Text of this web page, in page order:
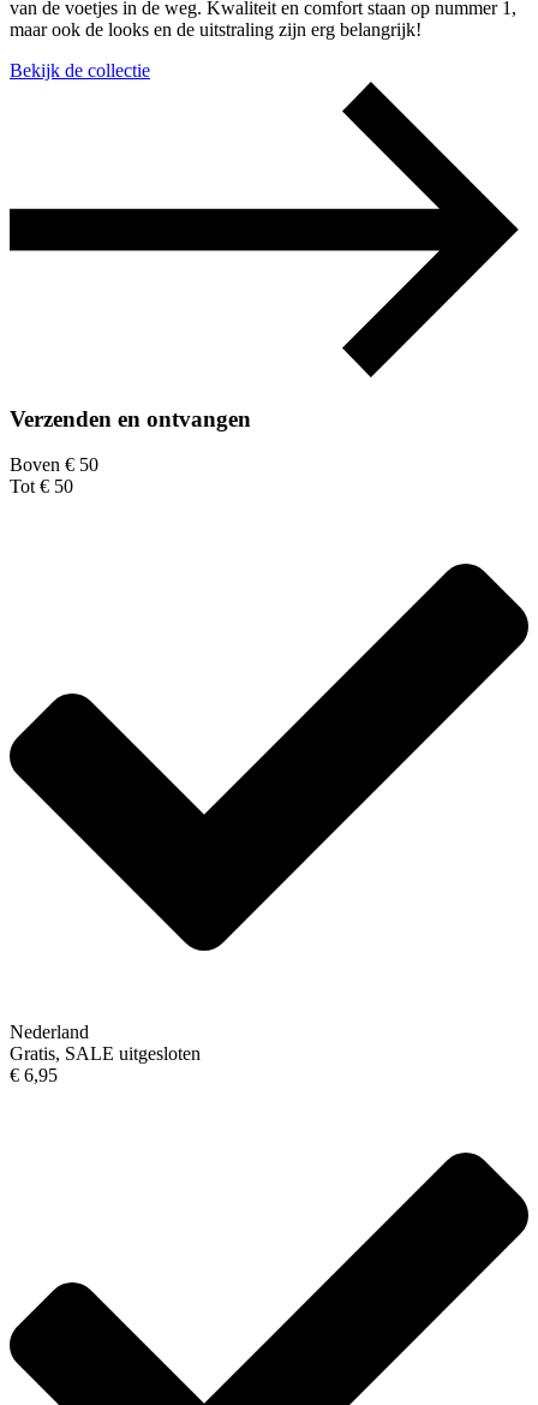
van de voetjes in de weg. Kwaliteit en comfort staan op nummer 1,
maar ook de looks en de uitstraling zijn erg belangrijk!
Bekijk de collectie
Verzenden en ontvangen
Boven € 50
Tot € 50
Nederland
Gratis, SALE uitgesloten
€ 6,95